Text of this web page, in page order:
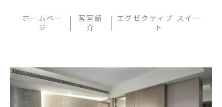
ホームペー
ジ
客室紹
介
エグゼクティブ スイー
ト